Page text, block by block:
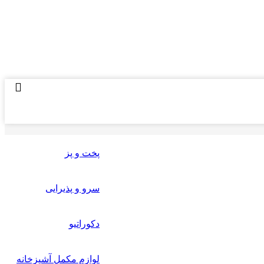
پخت و پز
سرو و پذیرایی
دکوراتیو
لوازم مکمل آشپزخانه